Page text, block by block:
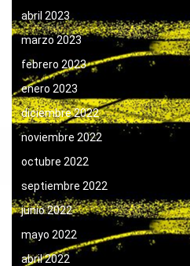
abril 2023
marzo 2023
febrero 2023
enero 2023
diciembre 2022
noviembre 2022
octubre 2022
septiembre 2022
junio 2022
mayo 2022
abril 2022